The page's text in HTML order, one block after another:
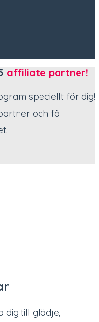
affiliate partner!
speciellt för dig!
och få
dig till glädje,